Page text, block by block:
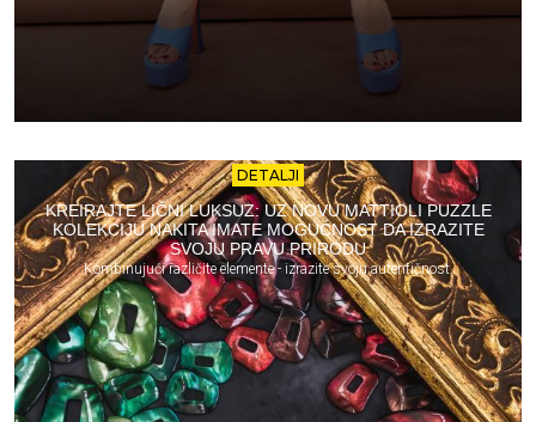
DETALJI
KREIRAJTE LIČNI LUKSUZ: UZ NOVU MATTIOLI PUZZLE
KOLEKCIJU NAKITA IMATE MOGUĆNOST DA IZRAZITE
SVOJU PRAVU PRIRODU
Kombinujući različite elemente - izrazite svoju autentičnost.